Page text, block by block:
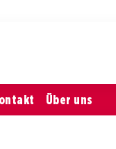
Über uns